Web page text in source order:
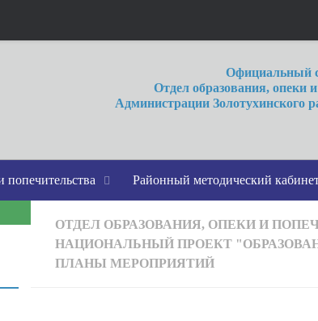
Официальный
Отдел образования, опеки
Администрации Золотухинского
попечительства Районный методический
ОТДЕЛ ОБРАЗОВАНИЯ, ОПЕКИ И
НАЦИОНАЛЬНЫЙ ПРОЕКТ
ПЛАНЫ МЕРОПРИЯТИЙ